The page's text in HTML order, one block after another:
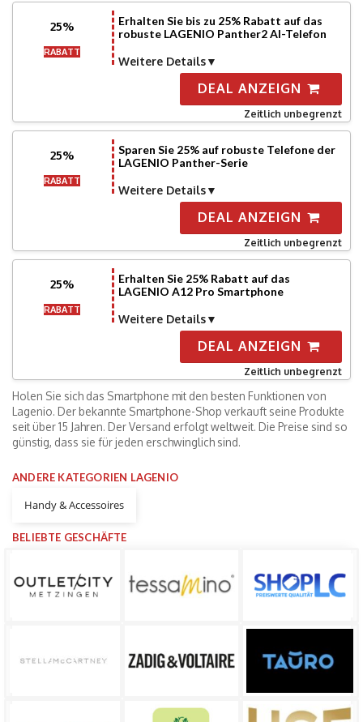
25%
RABATT
Erhalten Sie bis zu 25% Rabatt auf das
robuste LAGENIO Panther2 AI-Telefon
Weitere Details
DEAL ANZEIGN
Zeitlich unbegrenzt
25%
RABATT
Sparen Sie 25% auf robuste Telefone der
LAGENIO Panther-Serie
Weitere Details
DEAL ANZEIGN
Zeitlich unbegrenzt
25%
RABATT
Erhalten Sie 25% Rabatt auf das
LAGENIO A12 Pro Smartphone
Weitere Details
DEAL ANZEIGN
Zeitlich unbegrenzt
Holen Sie sich das Smartphone mit den besten Funktionen von
Lagenio. Der bekannte Smartphone-Shop verkauft seine Produkte
seit über 15 Jahren. Der Versand erfolgt weltweit. Die Preise sind so
günstig, dass sie für jeden erschwinglich sind.
ANDERE KATEGORIEN LAGENIO
Handy & Accessoires
BELIEBTE GESCHÄFTE